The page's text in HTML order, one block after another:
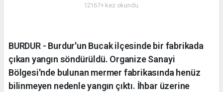
12167+ kez okundu.
BURDUR - Burdur'un Bucak ilçesinde bir fabrikada
çıkan yangın söndürüldü. Organize Sanayi
Bölgesi'nde bulunan mermer fabrikasında henüz
bilinmeyen nedenle yangın çıktı. İhbar üzerine